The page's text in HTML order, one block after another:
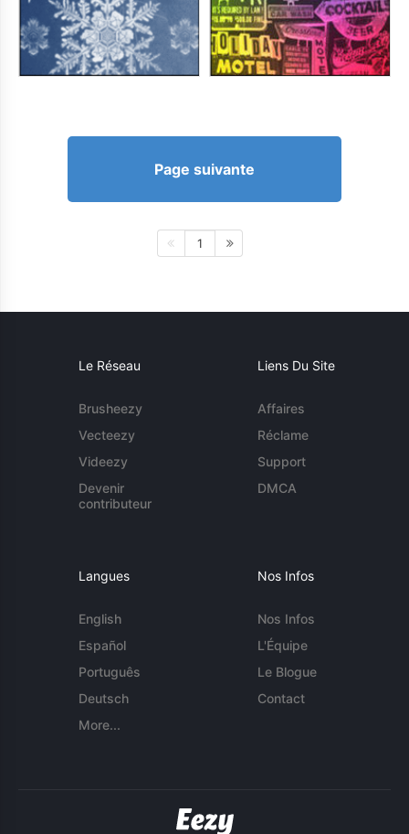
Page suivante
1
Le Réseau
Brusheezy
Vecteezy
Videezy
Devenir
contributeur
Liens Du Site
Affaires
Réclame
Support
DMCA
Langues
English
Español
Português
Deutsch
More...
Nos Infos
Nos Infos
L'Équipe
Le Blogue
Contact